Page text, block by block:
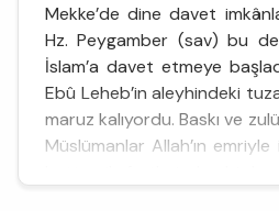
Mekke’de dine davet
Hz. Peygamber (sav) bu
İslam’a davet etmeye
Ebû Leheb’in aleyhindeki
maruz kalıyordu. Baskı ve
Müslümanlar Allah’ın emriyle